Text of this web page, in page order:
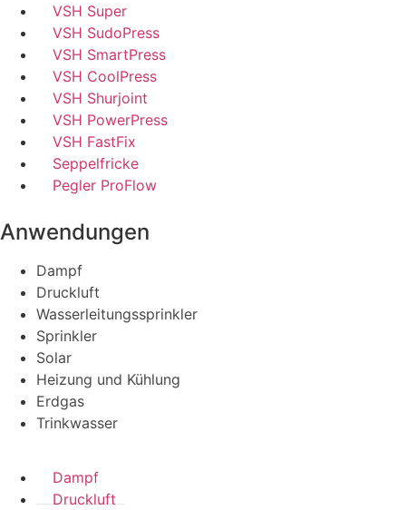
VSH Super
VSH SudoPress
VSH SmartPress
VSH CoolPress
VSH Shurjoint
VSH PowerPress
VSH FastFix
Seppelfricke
Pegler ProFlow
Anwendungen
Dampf
Druckluft
Wasserleitungssprinkler
Sprinkler
Solar
Heizung und Kühlung
Erdgas
Trinkwasser
Dampf
Druckluft